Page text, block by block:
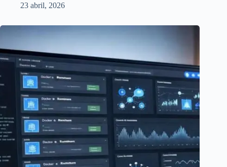
23 abril, 2026